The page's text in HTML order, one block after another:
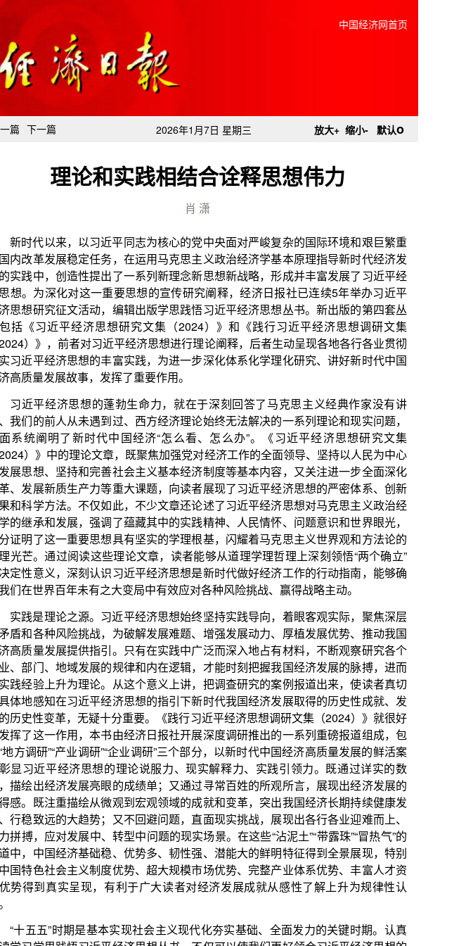
中国经济网首页
一篇 下一篇 2026年1月7日 星期三 放大+ 缩小- 默认o
理论和实践相结合诠释思想伟力
肖 潇
以习近平同志为核心的党中央面对严峻复杂的国际环境和艰巨繁重
定任务，在运用马克思主义政治经济学基本原理指导新时代经济发
性提出了一系列新理念新思想新战略，形成并丰富发展了习近平经
这一重要思想的宣传研究阐释，经济日报社已连续5年举办习近平
活动，编辑出版学思践悟习近平经济思想丛书。新出版的第四套丛
济思想研究文集（2024）》和《践行习近平经济思想调研文集
对习近平经济思想进行理论阐释，后者生动呈现各地各行各业贯彻
想的丰富实践，为进一步深化体系化学理化研究、讲好新时代中国
事，发挥了重要作用。
想的蓬勃生命力，就在于深刻回答了马克思主义经典作家没有讲
未遇到过、西方经济理论始终无法解决的一系列理论和现实问题，
时代中国经济“怎么看、怎么办”。《习近平经济思想研究文集
论文章，既聚焦加强党对经济工作的全面领导、坚持以人民为中心
和完善社会主义基本经济制度等基本内容，又关注进一步全面深化
产力等重大课题，向读者展现了习近平经济思想的严密体系、创新
不仅如此，不少文章还论述了习近平经济思想对马克思主义政治经
，强调了蕴藏其中的实践精神、人民情怀、问题意识和世界眼光，
要思想具有坚实的学理根基，闪耀着马克思主义世界观和方法论的
读这些理论文章，读者能够从道理学理哲理上深刻领悟“两个确立”
刻认识习近平经济思想是新时代做好经济工作的行动指南，能够确
未有之大变局中有效应对各种风险挑战、赢得战略主动。
源。习近平经济思想始终坚持实践导向，着眼客观实际，聚焦深层
挑战，为破解发展难题、增强发展动力、厚植发展优势、推动我国
供指引。只有在实践中广泛而深入地占有材料，不断观察研究各个
发展的规律和内在逻辑，才能时刻把握我国经济发展的脉搏，进而
理论。从这个意义上讲，把调查研究的案例报道出来，使读者真切
近平经济思想的指引下新时代我国经济发展取得的历史性成就、发
无疑十分重要。《践行习近平经济思想调研文集（2024）》就很好
，本书由经济日报社开展深度调研推出的一系列重磅报道组成，包
业调研”“企业调研”三个部分，以新时代中国经济高质量发展的鲜活案
济思想的理论说服力、现实解释力、实践引领力。既通过详实的数
展亮眼的成绩单；又通过寻常百姓的所观所言，展现出经济发展的
绘从微观到宏观领域的成就和变革，突出我国经济长期持续健康发
趋势；又不回避问题，直面现实挑战，展现出各行各业迎难而上、
展中、转型中问题的现实场景。在这些“沾泥土”“带露珠”“冒热气”的
基础稳、优势多、韧性强、潜能大的鲜明特征得到全景展现，特别
义制度优势、超大规模市场优势、完整产业体系优势、丰富人才资
呈现，有利于广大读者对经济发展成就从感性了解上升为规律性认
期是基本实现社会主义现代化夯实基础、全面发力的关键时期。认真
习近平经济思想丛书，不仅可以使我们更好领会习近平经济思想的
实践伟力，也可以使我们把理论和实践的认知统一到党中央擘画的
中，保持战略定力、增强必胜信心，以历史主动精神克难关、战风
开创高质量发展新局面。
市习近平新时代中国特色社会主义思想研究中心特约研究员、北京
义学院副院长）